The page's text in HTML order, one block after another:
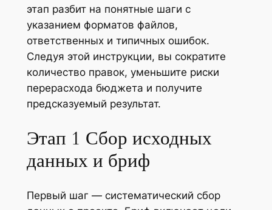
этап разбит на понятные шаги с
указанием форматов файлов,
ответственных и типичных ошибок.
Следуя этой инструкции, вы сократите
количество правок, уменьшите риски
перерасхода бюджета и получите
предсказуемый результат.
Этап 1 Сбор исходных
данных и бриф
Первый шаг — систематический сбор